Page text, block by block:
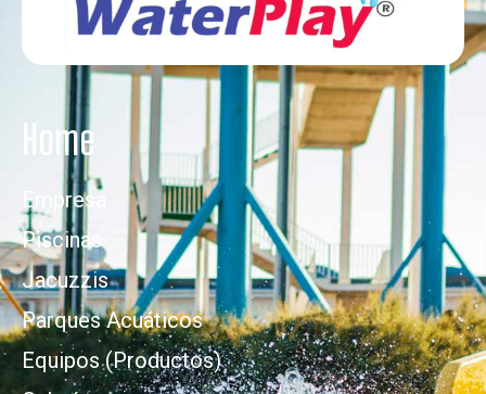
Home
Empresa
Piscinas
Jacuzzis
Parques Acuáticos
Equipos (Productos)